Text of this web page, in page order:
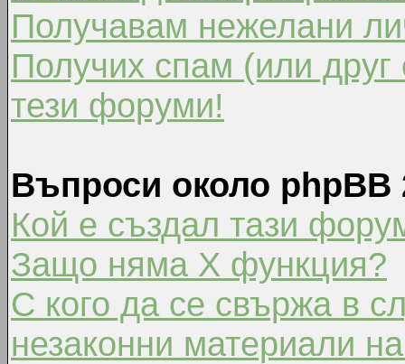
Получавам нежелани
Получих спам (или
тези форуми!
Въпроси около phpBB
Кой е създал тази
Защо няма X функция?
С кого да се свържа в
незаконни материали